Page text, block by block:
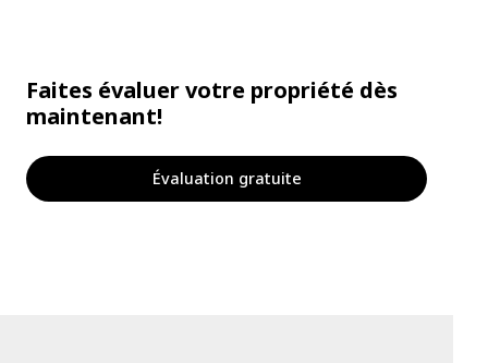
Faites évaluer votre propriété dès
maintenant!
Évaluation gratuite